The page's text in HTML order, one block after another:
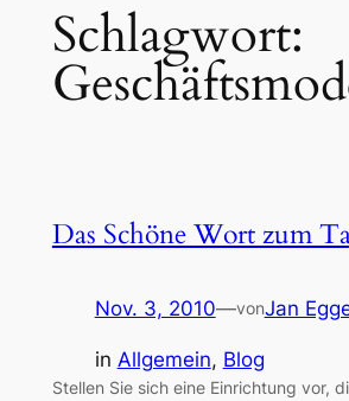
Schlagwort:
Das Schöne Wort zum
Nov. 3, 2010—vonJan
in Allgemein, Blog
Stellen Sie sich eine Einrichtung vor,